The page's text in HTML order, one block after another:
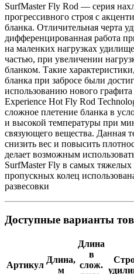
SurfMaster Fly Rod — серия
прогрессивного строя с
бланка. Отличительная черта
дифференцированная работа
на маленких нагрузках
частью, при увеличении
бланком. Такие
бланка при забросе были
использованию нового
Experience Hot Fly Rod
сложное плетение бланка в
и высокой температуры при
связующего вещества. Данная
снизить вес и повысить
делает возможным
SurfMaster Fly в самых
пропускных колец
развесовки
Доступные варианты
Артикул
Длина,
м
Длина
в
слож.